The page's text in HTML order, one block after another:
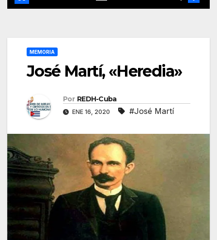
MEMORIA
José Martí, «Heredia»
Por REDH-Cuba
ENE 16, 2020 #José Martí